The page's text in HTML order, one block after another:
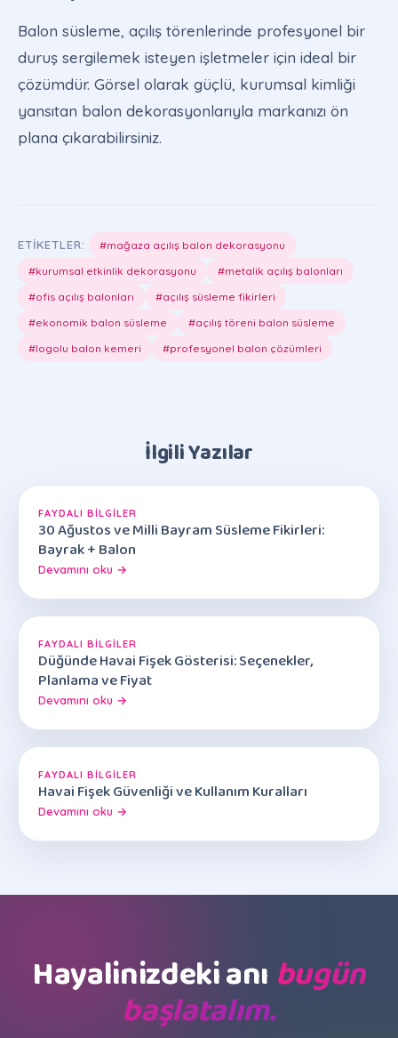
Balon süsleme, açılış törenlerinde profesyonel bir
duruş sergilemek isteyen işletmeler için ideal bir
çözümdür. Görsel olarak güçlü, kurumsal kimliği
yansıtan balon dekorasyonlarıyla markanızı ön
plana çıkarabilirsiniz.
ETIKETLER:
#mağaza açılış balon dekorasyonu
#kurumsal etkinlik dekorasyonu
#metalik açılış balonları
#ofis açılış balonları
#açılış süsleme fikirleri
#ekonomik balon süsleme
#açılış töreni balon süsleme
#logolu balon kemeri
#profesyonel balon çözümleri
İlgili Yazılar
FAYDALI BILGILER
30 Ağustos ve Milli Bayram Süsleme Fikirleri:
Bayrak + Balon
Devamını oku →
FAYDALI BILGILER
Düğünde Havai Fişek Gösterisi: Seçenekler,
Planlama ve Fiyat
Devamını oku →
FAYDALI BILGILER
Havai Fişek Güvenliği ve Kullanım Kuralları
Devamını oku →
Hayalinizdeki anı bugün
başlatalım.